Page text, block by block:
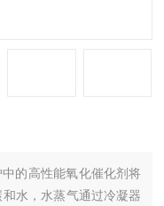
的高性能氧化催化剂将
水，水蒸气通过冷凝器